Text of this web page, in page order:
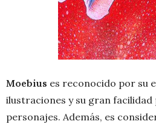
Moebius es reconocido por su
ilustraciones y su gran facilidad
personajes. Además, es